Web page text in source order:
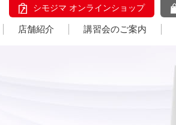
シモジマ オンラインショップ
店舗紹介 講習会のご案内